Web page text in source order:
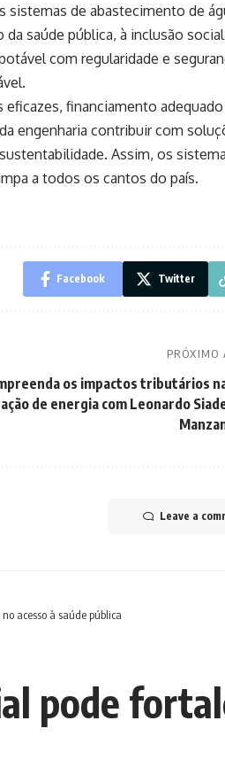
sistemas de abastecimento de
saúde pública, à inclusão social
com regularidade e
eficazes, financiamento
engenharia contribuir com
Assim, os
a todos os cantos do país.
Facebook Twitter
PRÓXIMO
os impactos tributários
de energia com Leonardo
Leave a
acesso à saúde pública
pode